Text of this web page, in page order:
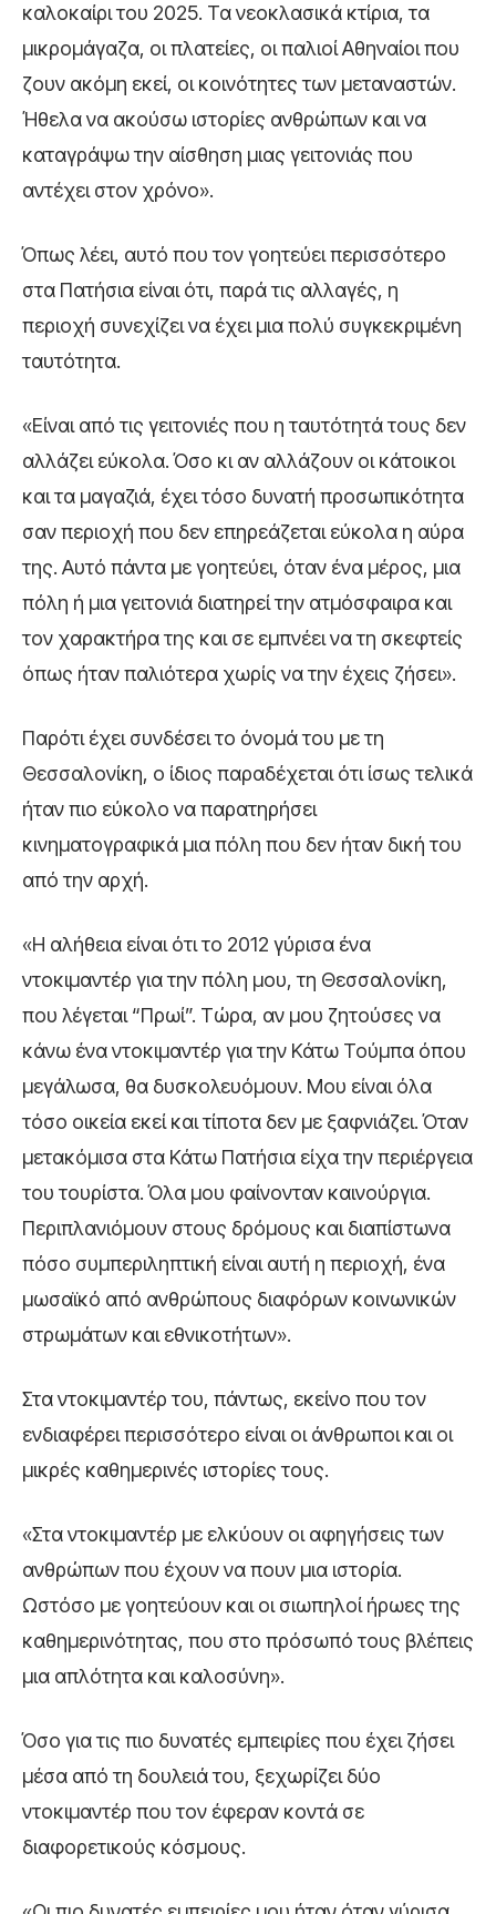
καλοκαίρι του 2025. Τα νεοκλασικά κτίρια, τα
μικρομάγαζα, οι πλατείες, οι παλιοί Αθηναίοι που
ζουν ακόμη εκεί, οι κοινότητες των μεταναστών.
Ήθελα να ακούσω ιστορίες ανθρώπων και να
καταγράψω την αίσθηση μιας γειτονιάς που
αντέχει στον χρόνο».
Όπως λέει, αυτό που τον γοητεύει περισσότερο
στα Πατήσια είναι ότι, παρά τις αλλαγές, η
περιοχή συνεχίζει να έχει μια πολύ συγκεκριμένη
ταυτότητα.
«Είναι από τις γειτονιές που η ταυτότητά τους δεν
αλλάζει εύκολα. Όσο κι αν αλλάζουν οι κάτοικοι
και τα μαγαζιά, έχει τόσο δυνατή προσωπικότητα
σαν περιοχή που δεν επηρεάζεται εύκολα η αύρα
της. Αυτό πάντα με γοητεύει, όταν ένα μέρος, μια
πόλη ή μια γειτονιά διατηρεί την ατμόσφαιρα και
τον χαρακτήρα της και σε εμπνέει να τη σκεφτείς
όπως ήταν παλιότερα χωρίς να την έχεις ζήσει».
Παρότι έχει συνδέσει το όνομά του με τη
Θεσσαλονίκη, ο ίδιος παραδέχεται ότι ίσως τελικά
ήταν πιο εύκολο να παρατηρήσει
κινηματογραφικά μια πόλη που δεν ήταν δική του
από την αρχή.
«Η αλήθεια είναι ότι το 2012 γύρισα ένα
ντοκιμαντέρ για την πόλη μου, τη Θεσσαλονίκη,
που λέγεται “Πρωί”. Τώρα, αν μου ζητούσες να
κάνω ένα ντοκιμαντέρ για την Κάτω Τούμπα όπου
μεγάλωσα, θα δυσκολευόμουν. Μου είναι όλα
τόσο οικεία εκεί και τίποτα δεν με ξαφνιάζει. Όταν
μετακόμισα στα Κάτω Πατήσια είχα την περιέργεια
του τουρίστα. Όλα μου φαίνονταν καινούργια.
Περιπλανιόμουν στους δρόμους και διαπίστωνα
πόσο συμπεριληπτική είναι αυτή η περιοχή, ένα
μωσαϊκό από ανθρώπους διαφόρων κοινωνικών
στρωμάτων και εθνικοτήτων».
Στα ντοκιμαντέρ του, πάντως, εκείνο που τον
ενδιαφέρει περισσότερο είναι οι άνθρωποι και οι
μικρές καθημερινές ιστορίες τους.
«Στα ντοκιμαντέρ με ελκύουν οι αφηγήσεις των
ανθρώπων που έχουν να πουν μια ιστορία.
Ωστόσο με γοητεύουν και οι σιωπηλοί ήρωες της
καθημερινότητας, που στο πρόσωπό τους βλέπεις
μια απλότητα και καλοσύνη».
Όσο για τις πιο δυνατές εμπειρίες που έχει ζήσει
μέσα από τη δουλειά του, ξεχωρίζει δύο
ντοκιμαντέρ που τον έφεραν κοντά σε
διαφορετικούς κόσμους.